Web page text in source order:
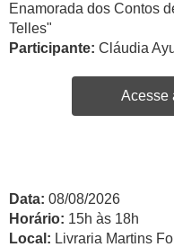
Enamorada dos Contos
Telles"
Participante: Cláudia
Acesse
Data: 08/08/2026
Horário: 15h às 18h
Local: Livraria Martins